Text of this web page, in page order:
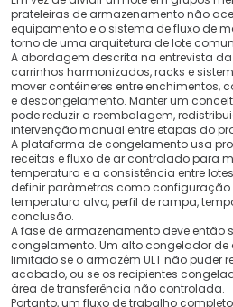
prateleiras de armazenamento não
equipamento e o sistema de fluxo de
torno de uma arquitetura de lote
A abordagem descrita na entrevista da
carrinhos harmonizados, racks e
mover contêineres entre enchimentos,
e descongelamento. Manter um
pode reduzir a reembalagem,
intervenção manual entre etapas do
A plataforma de congelamento usa
receitas e fluxo de ar controlado para
temperatura e a consistência entre
definir parâmetros como
temperatura alvo, perfil de rampa,
conclusão.
A fase de armazenamento deve então
congelamento. Um alto congelador
limitado se o armazém ULT não puder
acabado, ou se os recipientes
área de transferência não controlada.
Portanto, um fluxo de trabalho